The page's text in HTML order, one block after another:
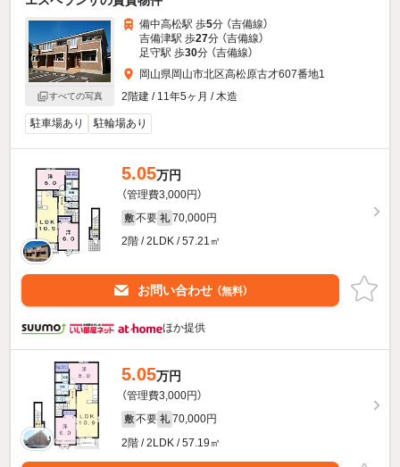
すべての写真
備中高松駅 歩5分 （吉備線）
吉備津駅 歩27分 （吉備線）
足守駅 歩30分 （吉備線）
岡山県岡山市北区高松原古才607番地1
2階建 / 11年5ヶ月 / 木造
駐車場あり 駐輪場あり
5.05万円
（管理費3,000円）
敷 不要 礼 70,000円
2階 / 2LDK / 57.21㎡
お問い合わせ （無料）
ほか提供
5.05万円
（管理費3,000円）
敷 不要 礼 70,000円
2階 / 2LDK / 57.19㎡